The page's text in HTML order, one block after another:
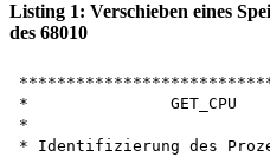
Listing 1: Verschieben eines
des 68010
*               GET_CPU
*
* Identifizierung des